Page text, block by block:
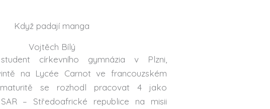
Když padají manga
Vojtěch Bílý
církevního gymnázia v Plzni,
na Lycée Carnot ve francouzském
se rozhodl pracovat 4 jako
– Středoafrické republice na misii